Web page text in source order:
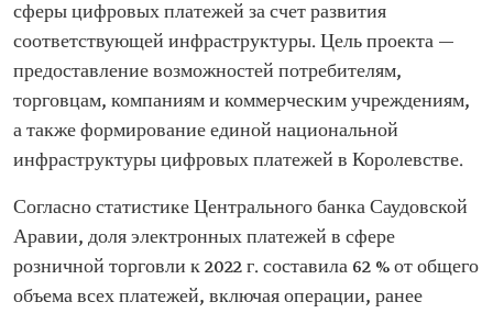
сферы цифровых платежей за счет развития
соответствующей инфраструктуры. Цель проекта —
предоставление возможностей потребителям,
торговцам, компаниям и коммерческим учреждениям,
а также формирование единой национальной
инфраструктуры цифровых платежей в Королевстве.
Согласно статистике Центрального банка Саудовской
Аравии, доля электронных платежей в сфере
розничной торговли к 2022 г. составила 62 % от общего
объема всех платежей, включая операции, ранее